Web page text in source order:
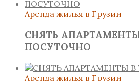
Аренда жилья в Грузии
СНЯТЬ
ПОСУТОЧНО
Аренда жилья в Грузии